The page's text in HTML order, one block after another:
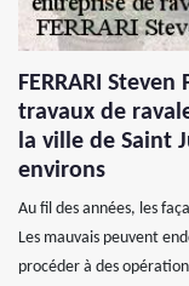
FERRARI
travaux de
la ville de Saint
environs
Au fil des années, les
Les mauvais peuvent
procéder à des